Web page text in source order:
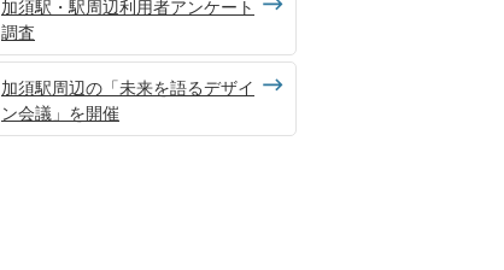
加須駅・駅周辺利用者アンケート
調査
加須駅周辺の「未来を語るデザイ
ン会議」を開催